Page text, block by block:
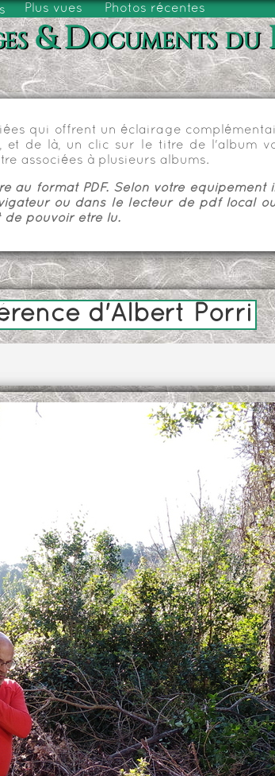
Plus vues Photos récentes
& Documents du
qui offrent un éclairage
et de là, un clic sur le titre de l'album
associées à plusieurs albums.
au format PDF. Selon votre
ou dans le lecteur de pdf local
de pouvoir être lu.
d'Albert Porri